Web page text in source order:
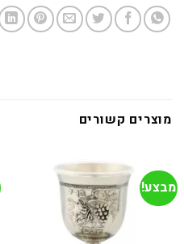
מוצרים קשורים
מבצע!